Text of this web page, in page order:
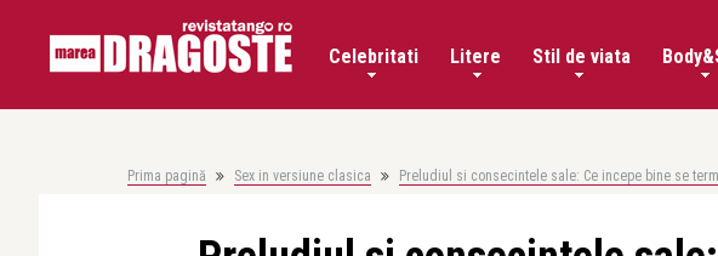
Celebritati Litere Stil de viata
Prima pagină Sex in versiune clasica Preludiul si consecintele sale: Ce incepe bine se